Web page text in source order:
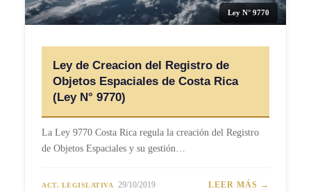
Ley N° 9770
Ley de Creacion del Registro de
Objetos Espaciales de Costa Rica
(Ley N° 9770)
La Ley 9770 Costa Rica regula la creación del Registro
de Objetos Espaciales y su gestión…
ACT. LEGISLATIVA 29/10/2019 LEER MÁS →